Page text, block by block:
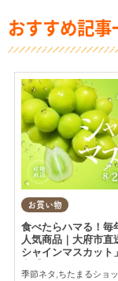
おすすめ記事
お買い物
食べたらハマる！毎
人気商品｜大府市直
シャインマスカット
たまるショッピング
季節ネタ ,ちたまるショッピング